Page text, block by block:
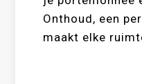
Onthoud, een
maakt elke